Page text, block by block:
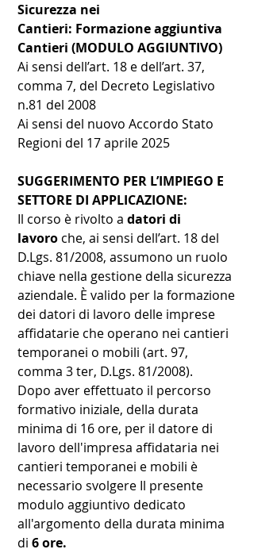
Sicurezza nei
Cantieri: Formazione aggiuntiva
Cantieri (MODULO AGGIUNTIVO)
Ai sensi dell’art. 18 e dell’art. 37,
comma 7, del Decreto Legislativo
n.81 del 2008
Ai sensi del nuovo Accordo Stato
Regioni del 17 aprile 2025
SUGGERIMENTO PER L’IMPIEGO E
SETTORE DI APPLICAZIONE:
Il corso è rivolto a datori di
lavoro che, ai sensi dell’art. 18 del
D.Lgs. 81/2008, assumono un ruolo
chiave nella gestione della sicurezza
aziendale. È valido per la formazione
dei datori di lavoro delle imprese
affidatarie che operano nei cantieri
temporanei o mobili (art. 97,
comma 3 ter, D.Lgs. 81/2008).
Dopo aver effettuato il percorso
formativo iniziale, della durata
minima di 16 ore, per il datore di
lavoro dell'impresa affidataria nei
cantieri temporanei e mobili è
necessario svolgere Il presente
modulo aggiuntivo dedicato
all'argomento della durata minima
di 6 ore.